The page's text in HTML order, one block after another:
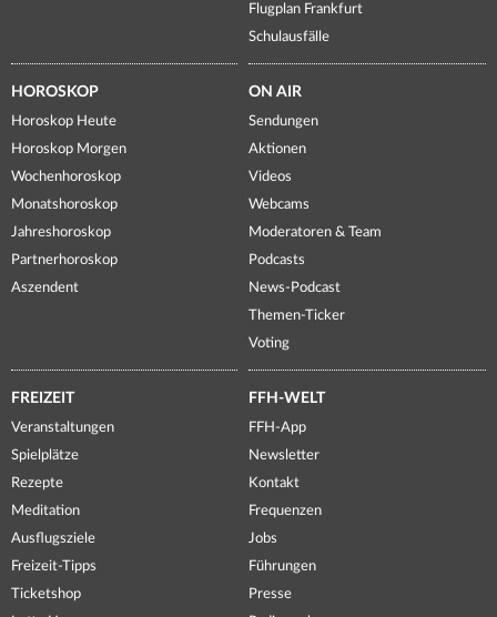
Flugplan Frankfurt
Schulausfälle
HOROSKOP
Horoskop Heute
Horoskop Morgen
Wochenhoroskop
Monatshoroskop
Jahreshoroskop
Partnerhoroskop
Aszendent
ON AIR
Sendungen
Aktionen
Videos
Webcams
Moderatoren & Team
Podcasts
News-Podcast
Themen-Ticker
Voting
FREIZEIT
Veranstaltungen
Spielplätze
Rezepte
Meditation
Ausflugsziele
Freizeit-Tipps
Ticketshop
FFH-WELT
FFH-App
Newsletter
Kontakt
Frequenzen
Jobs
Führungen
Presse